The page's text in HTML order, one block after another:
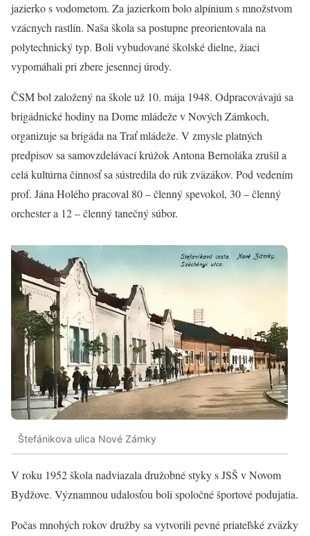
jazierko s vodometom. Za jazierkom bolo alpínium s množstvom
vzácnych rastlín. Naša škola sa postupne preorientovala na
polytechnický typ. Boli vybudované školské dielne, žiaci
vypomáhali pri zbere jesennej úrody.
ČSM bol založený na škole už 10. mája 1948. Odpracovávajú sa
brigádnické hodiny na Dome mládeže v Nových Zámkoch,
organizuje sa brigáda na Trať mládeže. V zmysle platných
predpisov sa samovzdelávací krúžok Antona Bernoláka zrušil a
celá kultúrna činnosť sa sústredila do rúk zväzákov. Pod vedením
prof. Jána Holého pracoval 80 – členný spevokol, 30 – členný
orchester a 12 – členný tanečný súbor.
Štefánikova ulica Nové Zámky
V roku 1952 škola nadviazala družobné styky s JSŠ v Novom
Bydžove. Významnou udalosťou boli spoločné športové podujatia.
Počas mnohých rokov družby sa vytvorili pevné priateľské zväzky